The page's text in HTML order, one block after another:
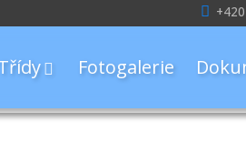
Fotogalerie